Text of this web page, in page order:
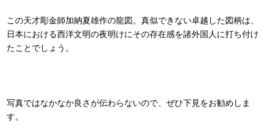
この天才彫金師加納夏雄作の龍図。真似できない卓越した図柄は、
日本における西洋文明の夜明けにその存在感を諸外国人に打ち付け
たことでしょう。
写真ではなかなか良さが伝わらないので、ぜひ下見をお勧めしま
す。